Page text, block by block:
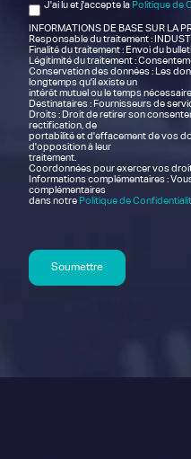
J'ai lu et j'accepte la Politique de
INFORMATIONS DE BASE SUR LA
Responsable du traitement :
Finalité du traitement : Envoi du
Légitimité du traitement :
Conservation des données : Les
longtemps qu'il existe un
intérêt mutuel ou le temps
Destinataires : Fournisseurs de
Droits : Droit de retirer son
rectification, de
portabilité et d'effacement de vos
d'opposition à leur
traitement.
Coordonnées pour exercer vos
Informations complémentaires :
complémentaires
dans notre Politique de